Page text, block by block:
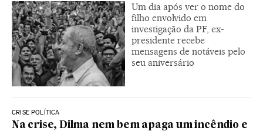
Um dia após ver o nome do
filho envolvido em
investigação da PF, ex-
presidente recebe
mensagens de notáveis pelo
seu aniversário
CRISE POLÍTICA
Na crise, Dilma nem bem apaga um incêndio e